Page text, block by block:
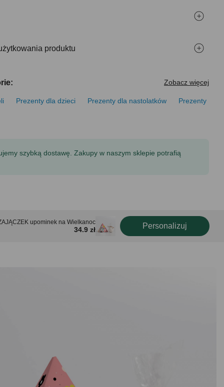
produktu
Zobacz więcej
Prezenty dla dzieci Prezenty dla nastolatków
Prezenty
szybką dostawę. Zakupy w naszym sklepie potrafią
upominek na Wielkanoc
34.9 zł Personalizuj